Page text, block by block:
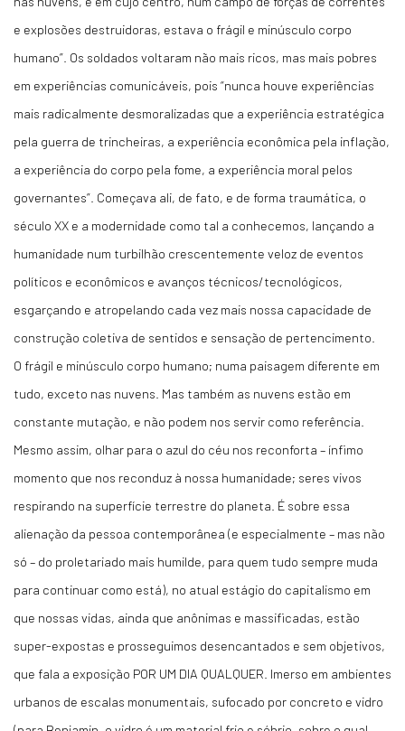
e explosões destruidoras, estava o frágil e minúsculo corpo
humano”. Os soldados voltaram não mais ricos, mas mais pobres
em experiências comunicáveis, pois “nunca houve experiências
mais radicalmente desmoralizadas que a experiência estratégica
pela guerra de trincheiras, a experiência econômica pela inflação,
a experiência do corpo pela fome, a experiência moral pelos
governantes”. Começava ali, de fato, e de forma traumática, o
século XX e a modernidade como tal a conhecemos, lançando a
humanidade num turbilhão crescentemente veloz de eventos
políticos e econômicos e avanços técnicos/tecnológicos,
esgarçando e atropelando cada vez mais nossa capacidade de
construção coletiva de sentidos e sensação de pertencimento.
O frágil e minúsculo corpo humano; numa paisagem diferente em
tudo, exceto nas nuvens. Mas também as nuvens estão em
constante mutação, e não podem nos servir como referência.
Mesmo assim, olhar para o azul do céu nos reconforta – ínfimo
momento que nos reconduz à nossa humanidade; seres vivos
respirando na superfície terrestre do planeta. É sobre essa
alienação da pessoa contemporânea (e especialmente – mas não
só – do proletariado mais humilde, para quem tudo sempre muda
para continuar como está), no atual estágio do capitalismo em
que nossas vidas, ainda que anônimas e massificadas, estão
super-expostas e prosseguimos desencantados e sem objetivos,
que fala a exposição POR UM DIA QUALQUER. Imerso em ambientes
urbanos de escalas monumentais, sufocado por concreto e vidro